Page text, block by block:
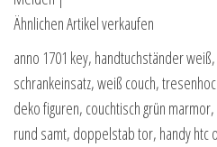
Ähnlichen Artikel verkaufen
anno 1701 key, handtuchständer
schrankeinsatz, weiß couch,
deko figuren, couchtisch grün
rund samt, doppelstab tor, handy htc